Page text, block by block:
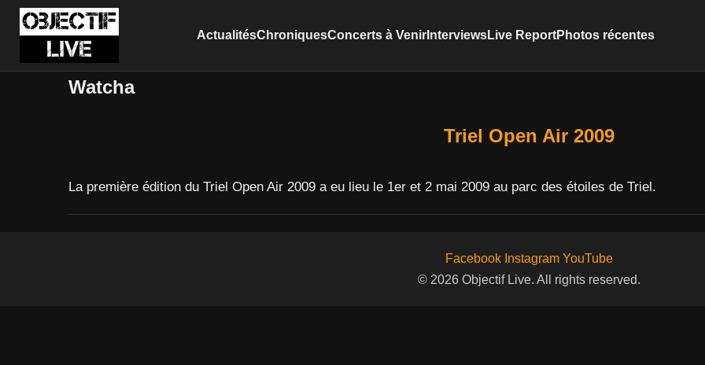
ActualitésChroniquesConcerts à VenirInterviewsLive ReportPhotos récentes
Watcha
Triel Open Air 2009
La première édition du Triel Open Air 2009 a eu lieu le 1er et 2 mai 2009 au parc des étoiles de Triel.
Facebook Instagram YouTube
© 2026 Objectif Live. All rights reserved.